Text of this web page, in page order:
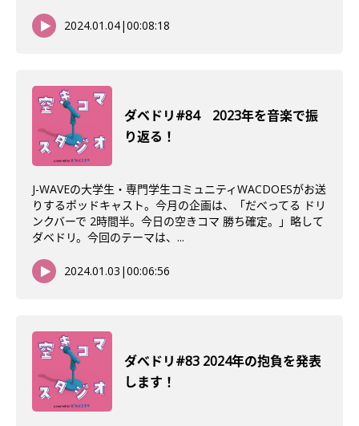
2024.01.04|00:08:18
ダベドリ#84 2023年を音楽で振
り返る！
J-WAVEの大学生・専門学生コミュニティWACDOESがお送
りするポッドキャスト。今月の企画は、「だべってる ドリ
ンクバーで 2時間半。今日の空きコマ 勝ち確定。」略して
ダベドリ。今回のテーマは、...
2024.01.03 |00:06:56
ダべドリ#83 2024年の抱負を発表
します！